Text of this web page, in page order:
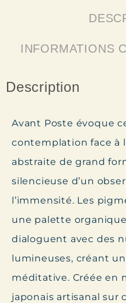
INFORMATIONS
Description
Avant Poste évoque
contemplation face à
abstraite de grand
silencieuse d’un
l’immensité. Les
une palette
dialoguent avec des
lumineuses, créant
méditative. Créée en
japonais artisanal sur